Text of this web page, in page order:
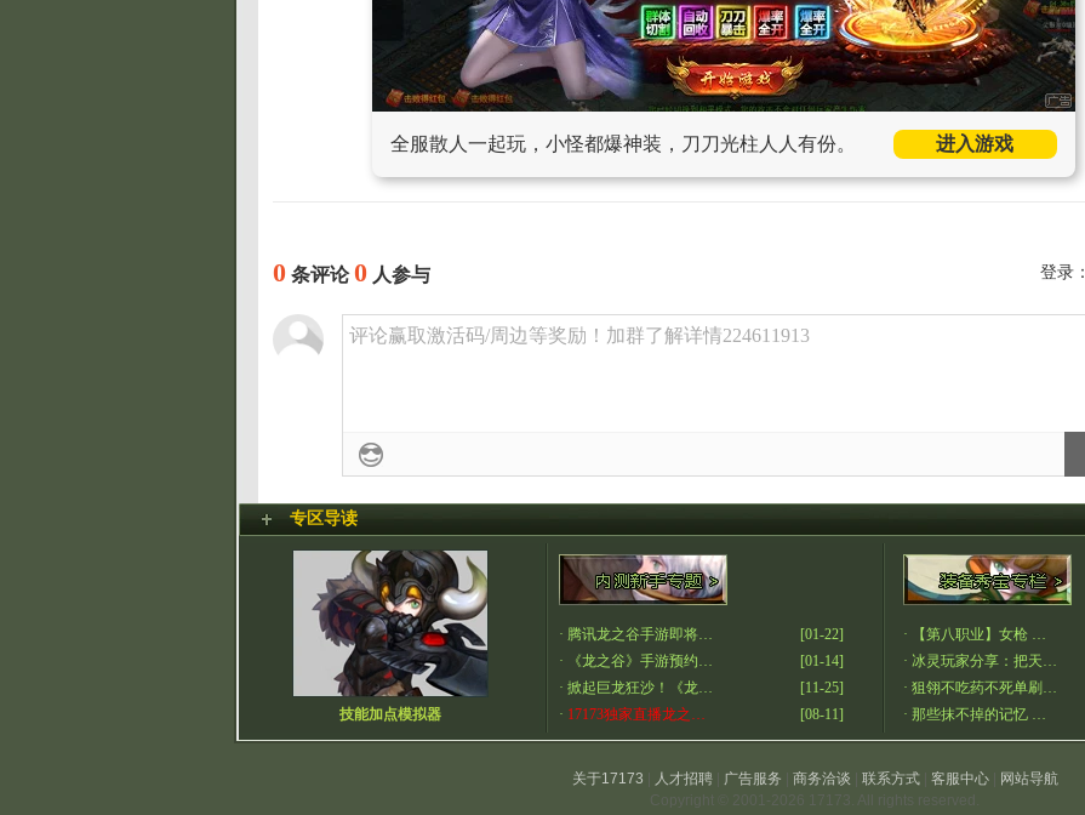
全服散人一起玩，小怪都爆神装，刀刀光柱人人有份。 进入游戏
0 条评论0 人参与 登录：
评论赢取激活码/周边等奖励！加群了解详情224611913
专区导读
技能加点模拟器
[01-22]
· 腾讯龙之谷手游即将…
[01-14]
·
《龙之谷》手游预约…
[11-25]
· 掀起巨龙狂沙！《龙…
[08-11]
· 17173独家直播龙之…
·
【第八职业】女枪 …
· 冰灵玩家分享：把天…
· 狙翎不吃药不死单刷…
· 那些抹不掉的记忆 …
关于17173 人才招聘| 广告服务 商务洽谈 联系方式| 客服中心|
网站导航
Copyright © 2001-2026 17173. All rights reserved.